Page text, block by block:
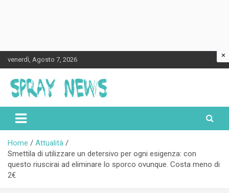
to
content
venerdì, Agosto 7, 2026
Spraynews.it
Home
Attualità
Smettila di utilizzare un detersivo per ogni esigenza: con
questo riuscirai ad eliminare lo sporco ovunque. Costa meno di
2€
×